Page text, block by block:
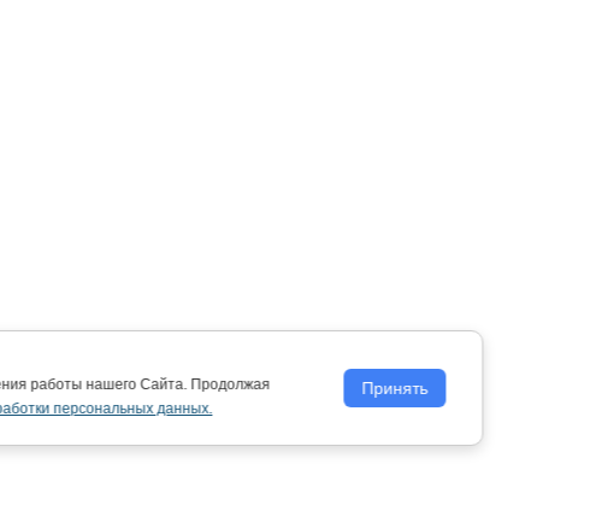
работы нашего Сайта. Продолжая
персональных данных.
Принять